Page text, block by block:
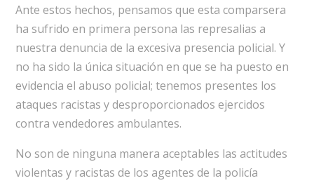
Ante estos hechos, pensamos que esta comparsera
ha sufrido en primera persona las represalias a
nuestra denuncia de la excesiva presencia policial. Y
no ha sido la única situación en que se ha puesto en
evidencia el abuso policial; tenemos presentes los
ataques racistas y desproporcionados ejercidos
contra vendedores ambulantes.
No son de ninguna manera aceptables las actitudes
violentas y racistas de los agentes de la policía